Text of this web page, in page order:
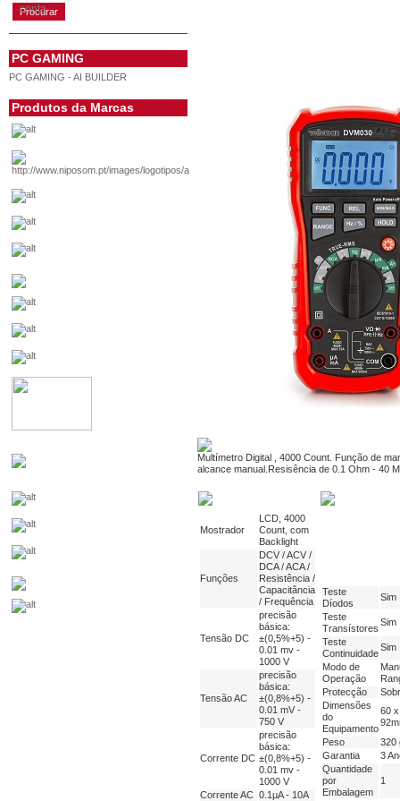
conta
PC GAMING
PC GAMING - AI BUILDER
Produtos da Marcas
Multímetro Digital , 4000 Count. Função de
alcance manual.Resisência de 0.1 Ohm - 40
Mostrador
LCD, 4000
Count, com
Backlight
Funções
DCV / ACV /
DCA / ACA /
Resistência /
Capacitância
/ Frequência
Tensão DC
precisão
básica:
±(0,5%+5) -
0.01 mv -
1000 V
Tensão AC
precisão
básica:
±(0,8%+5) -
0.01 mV -
750 V
Corrente DC
precisão
básica:
±(0,8%+5) -
0.01 mv -
1000 V
Corrente AC 0.1µA - 10A
Teste
Díodos
Sim
Teste
Transístores
Sim
Teste
Continuidade
Sim
Modo de
Operação
Protecção
Dimensões
do
Equipamento
60
Peso
320
Garantia
3
Quantidade
por
Embalagem
1